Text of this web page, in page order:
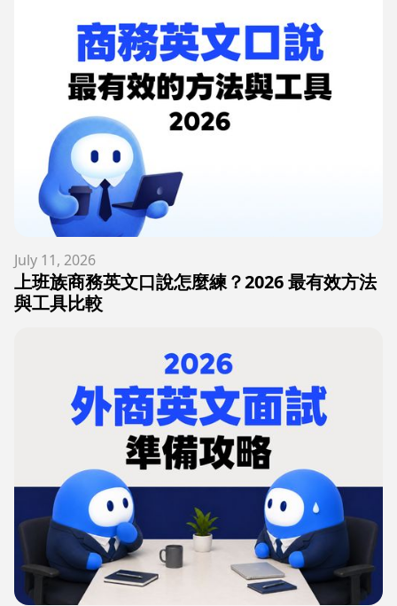
July 11, 2026
上班族商務英文口說怎麼練？2026 最有效方法
與工具比較